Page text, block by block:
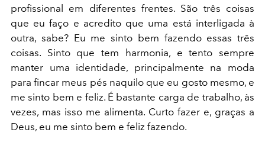
profissional em diferentes frentes. São três coisas
que eu faço e acredito que uma está interligada à
outra, sabe? Eu me sinto bem fazendo essas três
coisas. Sinto que tem harmonia, e tento sempre
manter uma identidade, principalmente na moda
para fincar meus pés naquilo que eu gosto mesmo, e
me sinto bem e feliz. É bastante carga de trabalho, às
vezes, mas isso me alimenta. Curto fazer e, graças a
Deus, eu me sinto bem e feliz fazendo.